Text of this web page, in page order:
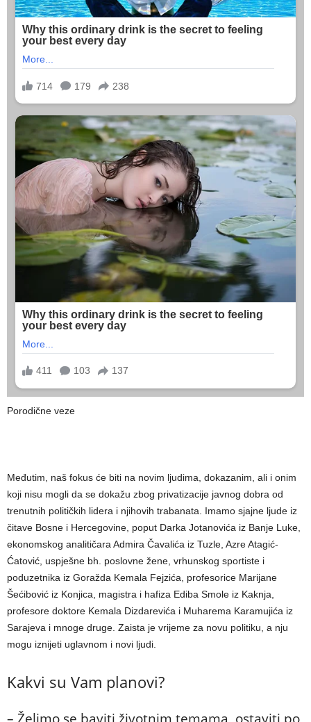
Porodične veze
Međutim, naš fokus će biti na novim ljudima, dokazanim, ali i onim
koji nisu mogli da se dokažu zbog privatizacije javnog dobra od
trenutnih političkih lidera i njihovih trabanata. Imamo sjajne ljude iz
čitave Bosne i Hercegovine, poput Darka Jotanovića iz Banje Luke,
ekonomskog analitičara Admira Čavalića iz Tuzle, Azre Atagić-
Ćatović, uspješne bh. poslovne žene, vrhunskog sportiste i
poduzetnika iz Goražda Kemala Fejzića, profesorice Marijane
Šećibović iz Konjica, magistra i hafiza Ediba Smole iz Kaknja,
profesore doktore Kemala Dizdarevića i Muharema Karamujića iz
Sarajeva i mnoge druge. Zaista je vrijeme za novu politiku, a nju
mogu iznijeti uglavnom i novi ljudi.
Kakvi su Vam planovi?